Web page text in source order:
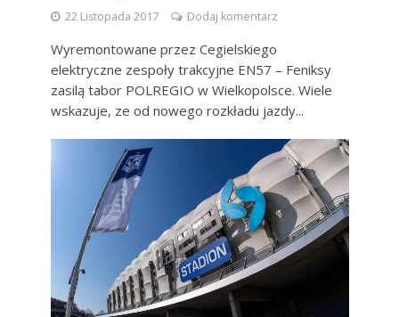
22 Listopada 2017 Dodaj komentarz
Wyremontowane przez Cegielskiego
elektryczne zespoły trakcyjne EN57 – Feniksy
zasilą tabor POLREGIO w Wielkopolsce. Wiele
wskazuje, ze od nowego rozkładu jazdy...